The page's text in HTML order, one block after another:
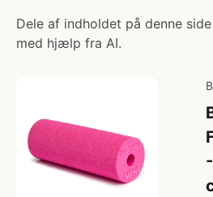
Dele af indholdet på denne
med hjælp fra AI.